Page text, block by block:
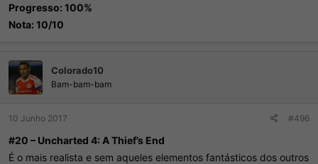
Progresso: 100%
Nota: 10/10
Colorado10
Bam-bam-bam
10 Junho 2017 #496
#20 – Uncharted 4: A Thief’s End
É o mais realista e sem aqueles elementos fantásticos dos outros